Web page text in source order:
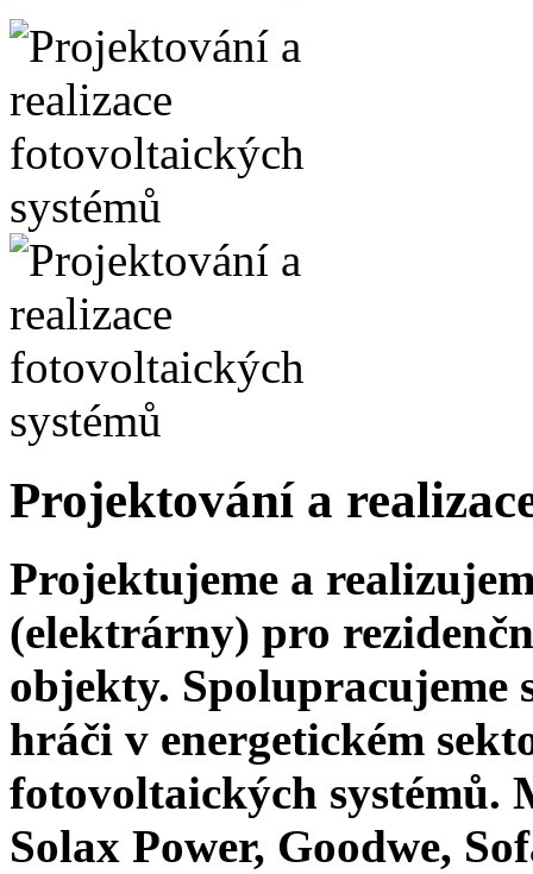
Projektování a
Projektujeme a
(elektrárny) pro
objekty. Spolupracujeme
hráči v energetickém
fotovoltaických systémů.
Solax Power, Goodwe,